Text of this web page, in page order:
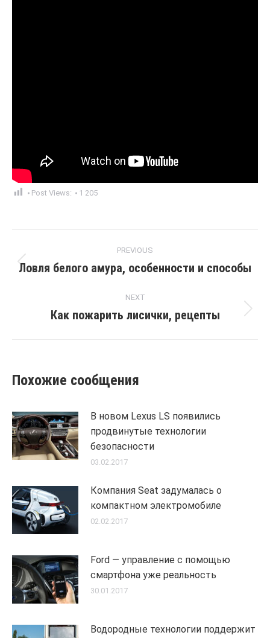
Post Views: 1 205
navigation
PREVIOUS
Previous
Ловля белого амура, особенности и способы
NEXT
Next
Как пожарить лисички, рецепты
Похожие сообщения
В новом Lexus LS появились
продвинутые технологии
безопасности
03.02.2017
Компания Seat задумалась о
компактном электромобиле
02.02.2017
Ford — управление с помощью
смартфона уже реальность
30.01.2017
Водородные технологии поддержит